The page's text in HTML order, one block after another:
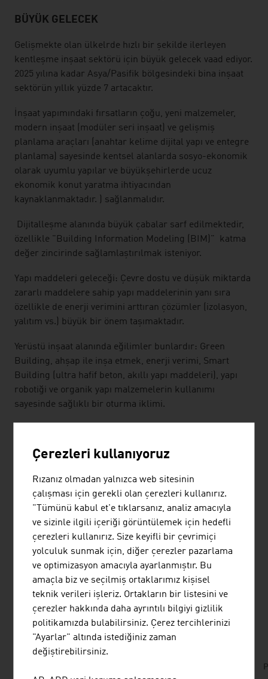
BÜYÜK GELECEK
Gelişmekte olan ülkelrde hızlı bir şekilde ilerleyen
kentleşme inşaat sektörü için büyük gelecek vaad ediyor.
2025 yılına kadar Asya/Pasifik bölgesindeki bina inşaat
sektörün yıllık yüzde 7 artacaktır.
İnşaat yapımındaki fırsatların çoğu, yeni malzemeler,
modern inşaat (modüler seri inşaat) ve gelişmiş
planlama araçları (anahtar kelime dijital yapı ve entegre
planlama) sayesinde kentsel alanlarda sosyo-ekonomik
olarak uyumlu yapılar ve büyükşehirlerde ucuz
ekonomik konut yaratma ihtiyacından
kaynaklanmaktadır. ) sağlanmalıdır.
Dijitalleşme alanında büyük çabalar sarf edilmektedir,
özellikle "Building Information Modeling (BIM)" katma
değer zincirinde sağlamlaştırılmak isteniyor.
Yapı maddeleri geleceği: Çevre dostu ve düşük miktarda
zararlı maddelere sahip yapı maddelerinin yanı sıra
özellikle de enerji verimini arttıran çözümler (izolasyon,
yalıtım vs.) büyük bir önem taşımaktadır.
Yerüstü inşaat alanında eğilimler bunlardır: Green
Building, ahşap ile inşa etmek, enerji verimi, Smart
Building (ultra hafif beton, akıllı yapı maddeleri), yapı
robotiği ve organik yapı malzemelerin kullanımı
sayesinde sağlıklı bir oturma iklimi.
üstün başarılarını onurlandırır. Odak noktası enerji
Norveç kahve fabrikası, ister bir Çin ofis binası, ister bir
Kazak kilisesi, ister bir Belçika bankası, ister bir Estonya
pasif evi veya Tayland'daki bir büyükelçilik binası olsun:
AGPB, Avusturyalı şirketlerin sürdürülebilir inşaat
alanında dünya çapında başarılı bir şekilde faaliyet
gösterdiğini açıkça ortaya koymaktadır.
listen
downloads
İNDIRILILENLER
Austrian Green Planet Building - Dünya çapında
Çerezleri kullanıyoruz
Rızanız olmadan yalnızca web sitesinin
çalışması için gerekli olan çerezleri kullanırız.
"Tümünü kabul et'e tıklarsanız, analiz amacıyla
ve sizinle ilgili içeriği görüntülemek için hedefli
çerezleri kullanırız. Size keyifli bir çevrimiçi
yolculuk sunmak için, diğer çerezler pazarlama
ve optimizasyon amacıyla ayarlanmıştır. Bu
amaçla biz ve seçilmiş ortaklarımız kişisel
teknik verileri işleriz. Ortakların bir listesini ve
çerezler hakkında daha ayrıntılı bilgiyi gizlilik
politikamızda bulabilirsiniz. Çerez tercihlerinizi
"Ayarlar" altında istediğiniz zaman
değiştirebilirsiniz.